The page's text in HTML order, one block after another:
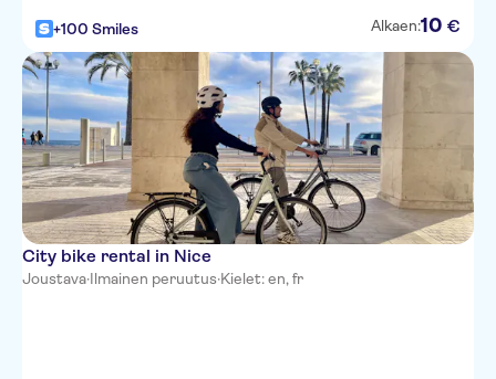
+100 Smiles Alkaen:10 €
City bike rental in Nice
Joustava·Ilmainen peruutus·Kielet: en, fr